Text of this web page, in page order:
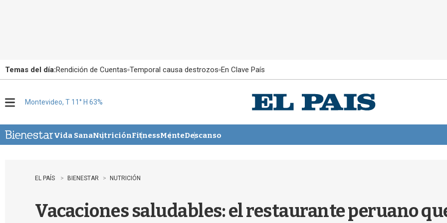
Temas del día:Rendición de Cuentas Temporal causa destrozos En Clave País
u
Montevideo, T 11° H 63%
Vida SanaNutriciónFitnessMenteDescanso
EL PAÍS BIENESTAR NUTRICIÓN
Vacaciones saludables: el restaurante peruano